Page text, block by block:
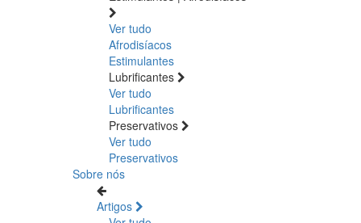
Ver tudo
Afrodisíacos
Estimulantes
Lubrificantes
Ver tudo
Lubrificantes
Preservativos
Ver tudo
Preservativos
Sobre nós
Artigos